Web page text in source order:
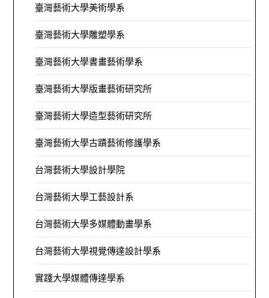
臺灣藝術大學美術學系
臺灣藝術大學雕塑學系
臺灣藝術大學書畫藝術學系
臺灣藝術大學版畫藝術研究所
臺灣藝術大學造型藝術研究所
臺灣藝術大學古蹟藝術修護學系
台灣藝術大學設計學院
台灣藝術大學工藝設計系
台灣藝術大學多媒體動畫學系
台灣藝術大學視覺傳達設計學系
實踐大學媒體傳達學系